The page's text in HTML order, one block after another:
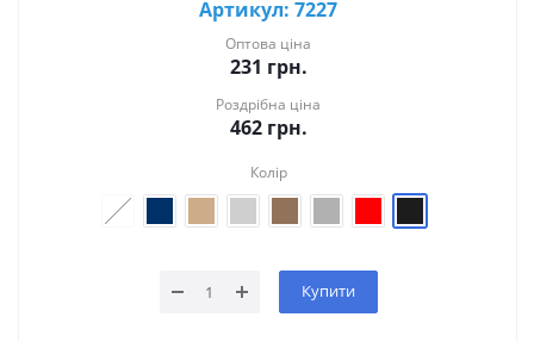
Артикул: 7227
Оптова ціна
231 грн.
Роздрібна ціна
462грн.
Колір
Купити